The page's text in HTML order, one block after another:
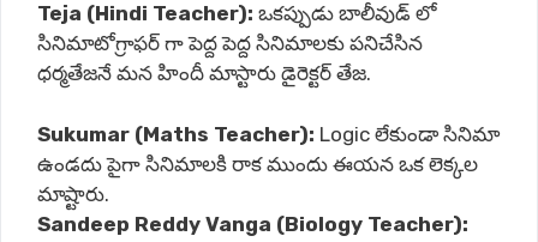
Teja (Hindi Teacher): ఒకప్పుడు బాలీవుడ్ లో
సినిమాటోగ్రాఫర్ గా పెద్ద పెద్ద సినిమాలకు పనిచేసిన
ధర్మతేజనే మన హిందీ మాస్టారు డైరెక్టర్ తేజ.
Sukumar (Maths Teacher): Logic లేకుండా సినిమా
ఉండదు పైగా సినిమాలకి రాక ముందు ఈయన ఒక లెక్కల
మాష్టారు.
Sandeep Reddy Vanga (Biology Teacher):